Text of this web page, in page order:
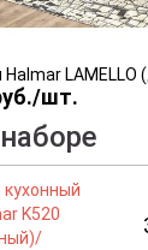
LAMELLO
шт.
кухонный
K520